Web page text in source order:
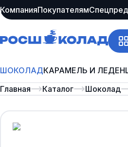
КомпанияПокупателям
ШОКОЛАДКАРАМЕЛЬ И
Главная
Каталог Шоколад